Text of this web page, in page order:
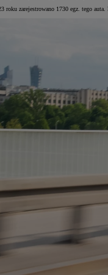
zarejestrowano 1730 egz. tego